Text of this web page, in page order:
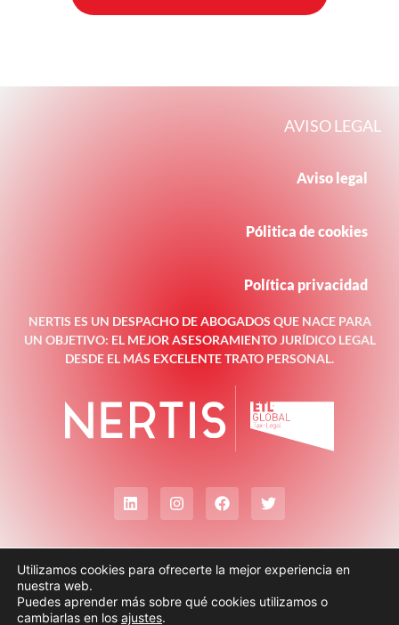
NERTIS ES UN DESPACHO DE ABOGADOS QUE NACE PARA
UN OBJETIVO: EL MEJOR ASESORAMIENTO JURÍDICO LEGAL
DESDE EL MÁS EXCELENTE TRATO PERSONAL.
AVISO LEGAL
Aviso legal
Pólitica de cookies
Política privacidad
Utilizamos cookies para ofrecerte la mejor experiencia en
nuestra web.
Puedes aprender más sobre qué cookies utilizamos o
cambiarlas en los ajustes.